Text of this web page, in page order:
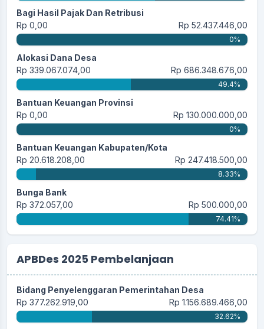
Bagi Hasil Pajak Dan Retribusi
Rp 0,00
Rp 52.437.446,00
0%
Alokasi Dana Desa
Rp 339.067.074,00
Rp 686.348.676,00
49.4%
Bantuan Keuangan Provinsi
Rp 0,00
Rp 130.000.000,00
0%
Bantuan Keuangan Kabupaten/Kota
Rp 20.618.208,00
Rp 247.418.500,00
8.33%
Bunga Bank
Rp 372.057,00
Rp 500.000,00
74.41%
APBDes 2025 Pembelanjaan
Bidang Penyelenggaran Pemerintahan Desa
Rp 377.262.919,00
Rp 1.156.689.466,00
32.62%